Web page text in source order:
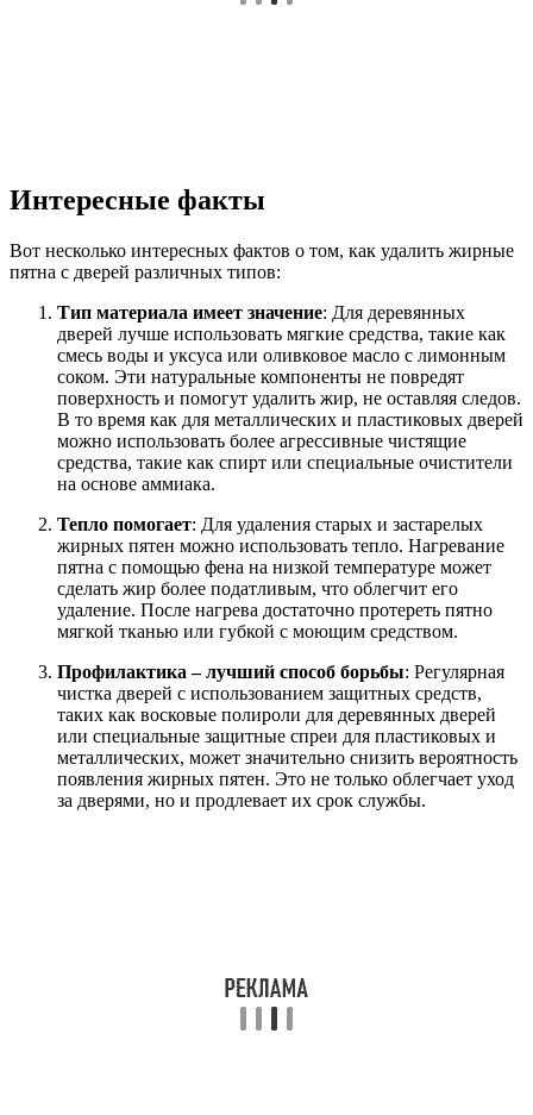
Интересные факты
Вот несколько интересных фактов о том, как удалить жирные
пятна с дверей различных типов:
Тип материала имеет значение: Для деревянных
дверей лучше использовать мягкие средства, такие как
смесь воды и уксуса или оливковое масло с лимонным
соком. Эти натуральные компоненты не повредят
поверхность и помогут удалить жир, не оставляя следов.
В то время как для металлических и пластиковых дверей
можно использовать более агрессивные чистящие
средства, такие как спирт или специальные очистители
на основе аммиака.
Тепло помогает: Для удаления старых и застарелых
жирных пятен можно использовать тепло. Нагревание
пятна с помощью фена на низкой температуре может
сделать жир более податливым, что облегчит его
удаление. После нагрева достаточно протереть пятно
мягкой тканью или губкой с моющим средством.
Профилактика – лучший способ борьбы: Регулярная
чистка дверей с использованием защитных средств,
таких как восковые полироли для деревянных дверей
или специальные защитные спреи для пластиковых и
металлических, может значительно снизить вероятность
появления жирных пятен. Это не только облегчает уход
за дверями, но и продлевает их срок службы.